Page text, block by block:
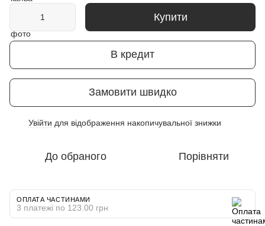
Купити
В кредит
Замовити швидко
Увійти для відображення накопичувальної знижки
До обраного Порівняти
ОПЛАТА ЧАСТИНАМИ
3 платежі по 123.00 грн